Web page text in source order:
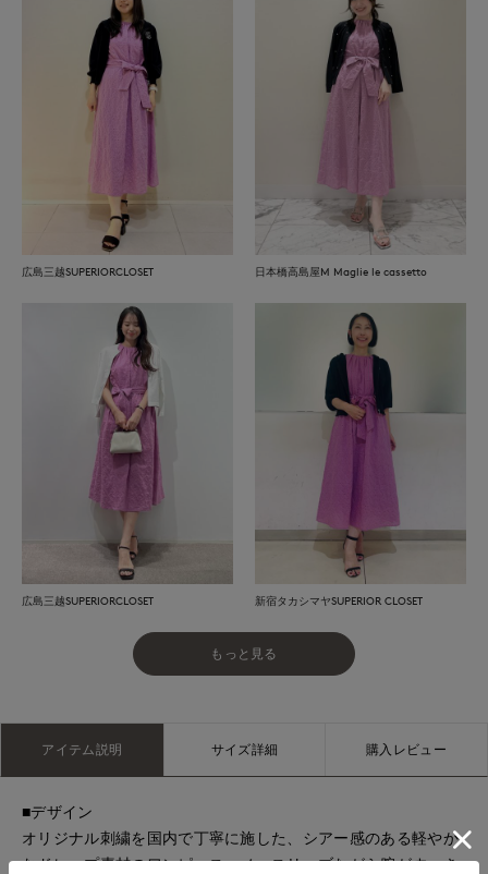
広島三越SUPERIORCLOSET 日本橋高島屋M Maglie le cassetto
広島三越SUPERIORCLOSET 新宿タカシマヤSUPERIOR CLOSET
もっと見る
アイテム説明 サイズ詳細 購入レビュー
■デザイン
オリジナル刺繍を国内で丁寧に施した、シアー感のある軽やか
なドレープ素材のワンピース。ノースリーブながら腕がすっき